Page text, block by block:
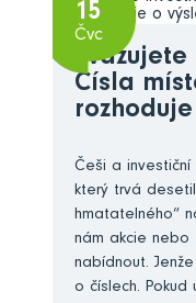
15
Čvc
Čísla
Češi a
který trvá
hmatatelného“
nám akcie nebo
nabídnout.
o číslech. Pokud